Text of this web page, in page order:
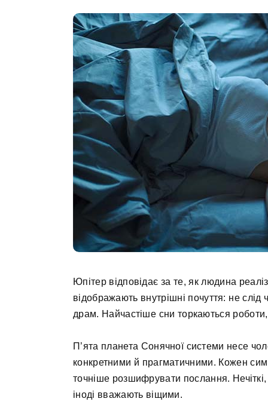
Юпітер відповідає за те, як людина
відображають внутрішні почуття: не
драм. Найчастіше сни торкаються роботи,
П’ята планета Сонячної системи несе
конкретними й прагматичними. Кожен
точніше розшифрувати послання.
іноді вважають віщими.